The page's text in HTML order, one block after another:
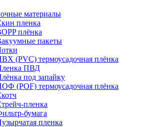
материалы
пленка
плёнка
пакеты
(PVC) термоусадочная плёнка
ПВД
под запайку
(POF) термоусадочная плёнка
пленка
бумага
пленка